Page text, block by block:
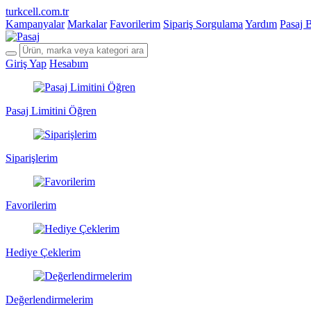
turkcell.com.tr
Kampanyalar Markalar Favorilerim Sipariş Sorgulama Yardım Pasaj
Giriş Yap Hesabım
Pasaj Limitini Öğren
Siparişlerim
Favorilerim
Hediye Çeklerim
Değerlendirmelerim